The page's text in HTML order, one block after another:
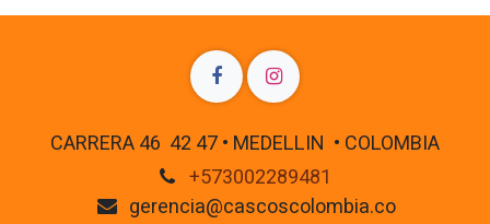
CARRERA 46 42 47 • MEDELLIN • COLOMBIA
+573002289481
gerencia@cascoscolombia.co